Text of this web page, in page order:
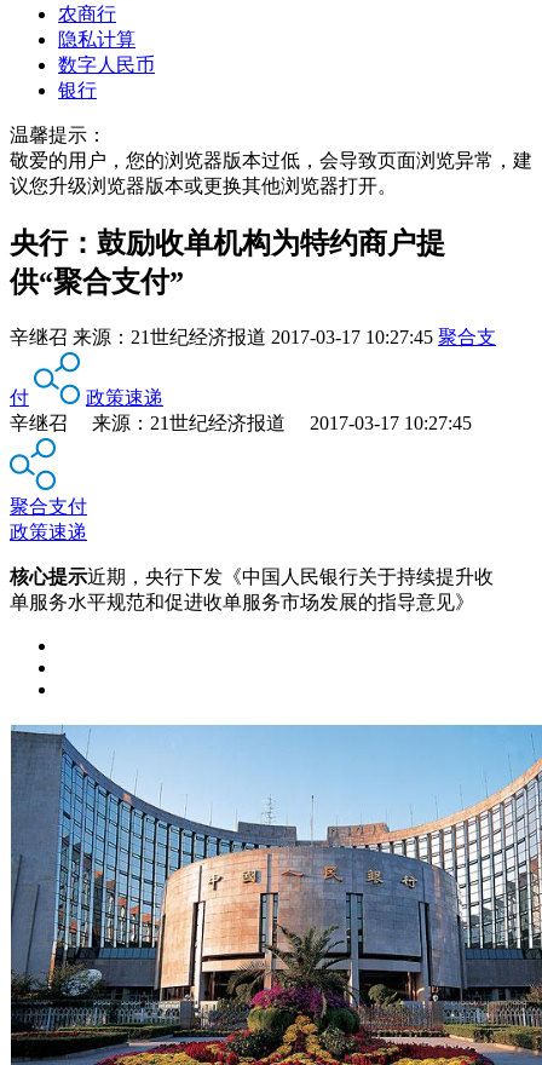
农商行
隐私计算
数字人民币
银行
温馨提示：
敬爱的用户，您的浏览器版本过低，会导致页面浏览异常，建
议您升级浏览器版本或更换其他浏览器打开。
央行：鼓励收单机构为特约商户提
供“聚合支付”
辛继召 来源： 21世纪经济报道 2017-03-17 10:27:45 聚合支
付
政策速递
辛继召 来源：21世纪经济报道 2017-03-17 10:27:45
聚合支付
政策速递
核心提示近期，央行下发《中国人民银行关于持续提升收
单服务水平规范和促进收单服务市场发展的指导意见》